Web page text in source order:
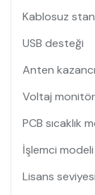
Kablosuz
USB desteği
Anten kazancı
Voltaj
PCB sıcaklık
İşlemci modeli
Lisans seviyesi